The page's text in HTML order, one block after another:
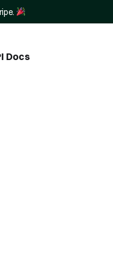
Docs